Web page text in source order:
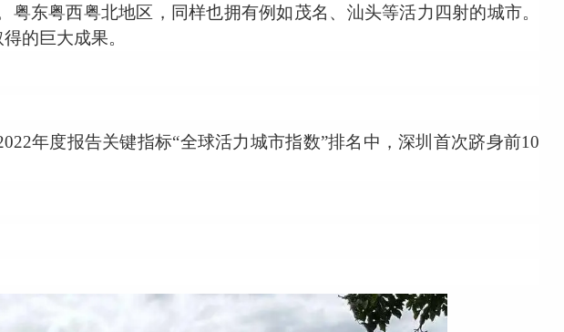
东粤西粤北地区，同样也拥有例如茂名、汕头等活力四射的城市。
的巨大成果。
年度报告关键指标“全球活力城市指数”排名中，深圳首次跻身前10